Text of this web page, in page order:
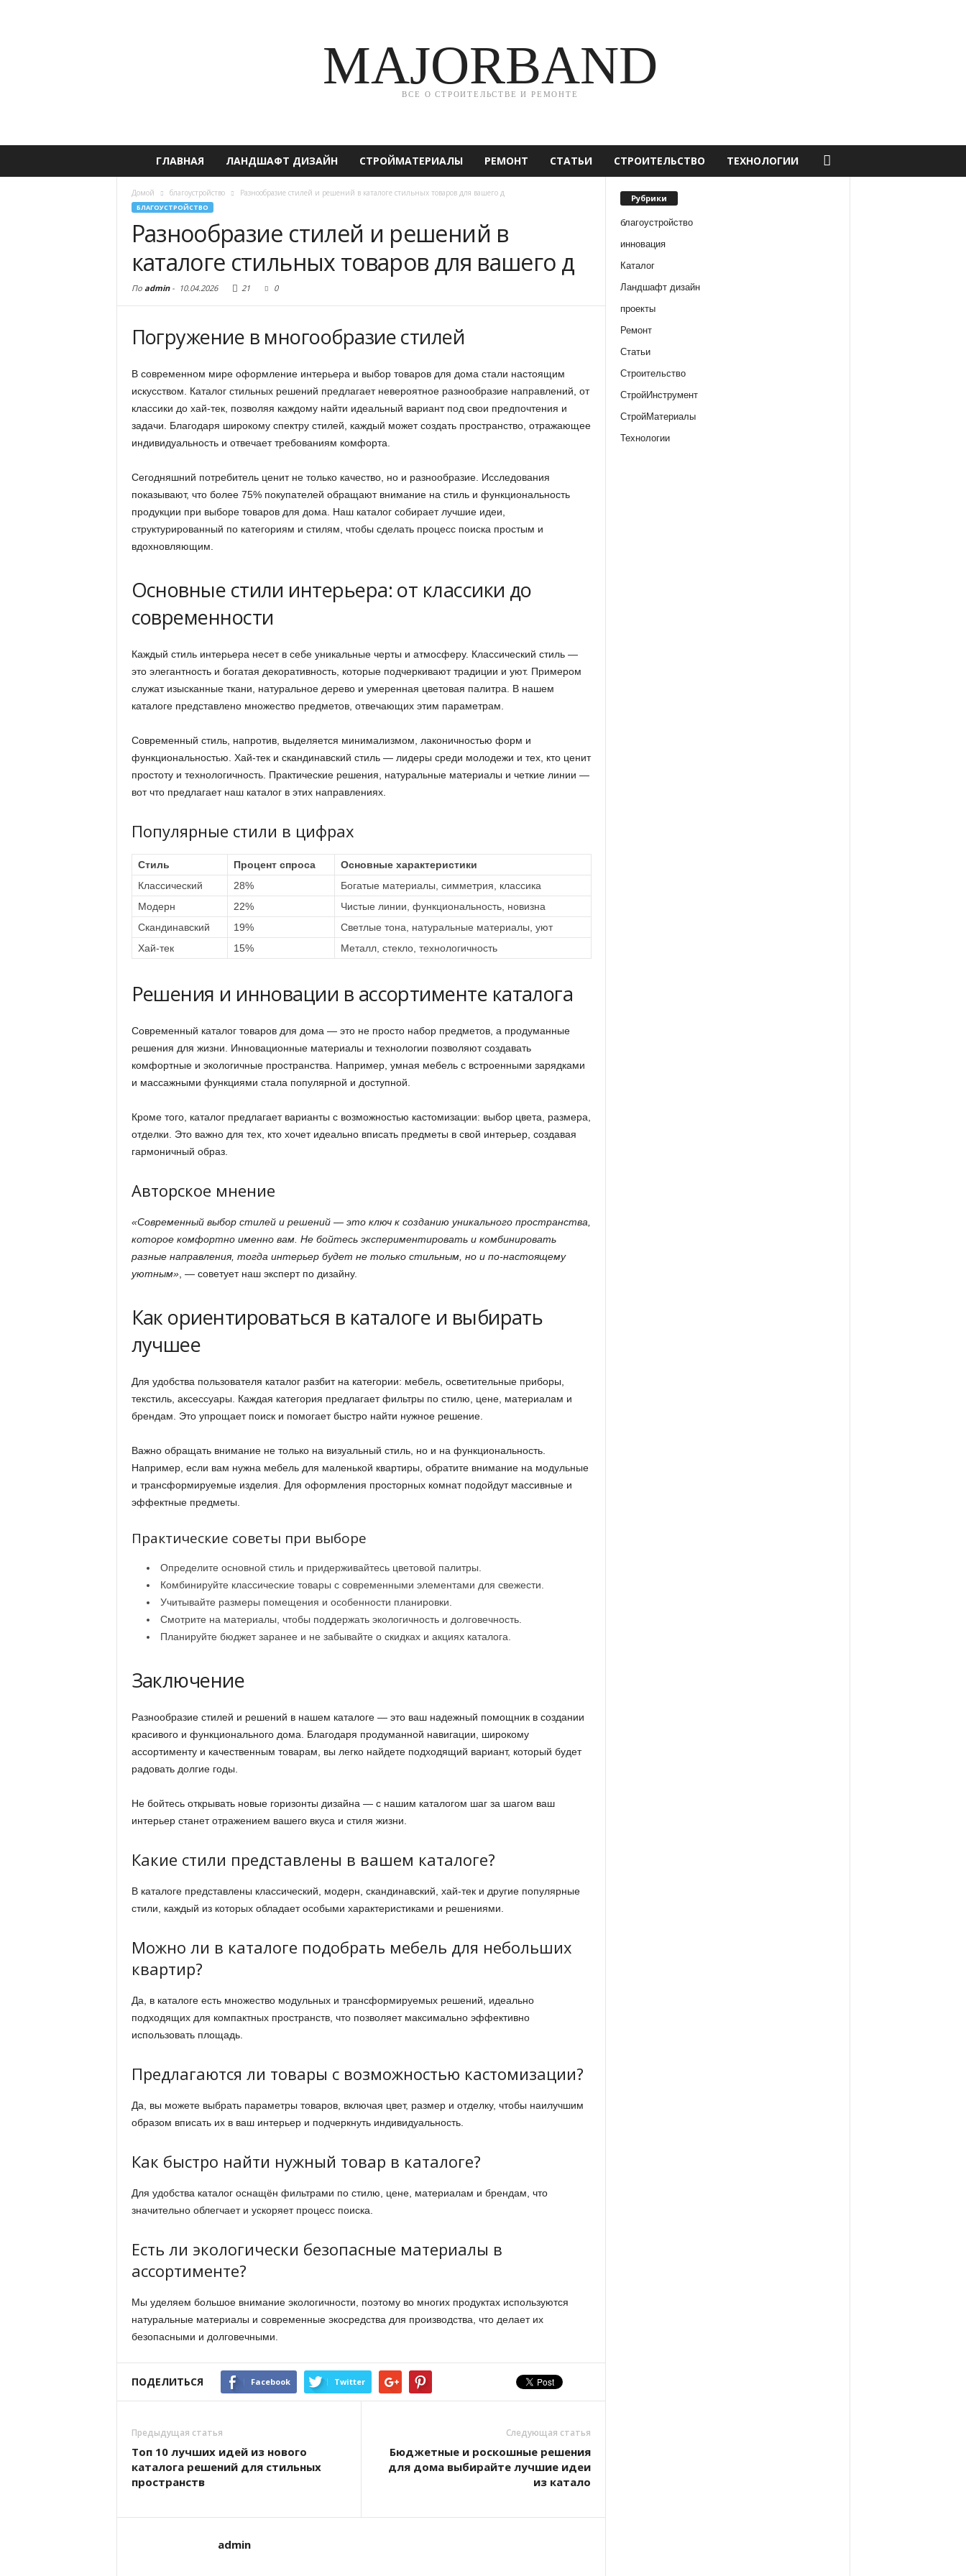
MAJORBAND
ВСЕ О СТРОИТЕЛЬСТВЕ И РЕМОНТЕ
ГЛАВНАЯ ЛАНДШАФТ ДИЗАЙН СТРОЙМАТЕРИАЛЫ РЕМОНТ СТАТЬИ СТРОИТЕЛЬСТВО ТЕХНОЛОГИИ
Домой благоустройство Разнообразие стилей и решений в каталоге стильных товаров для вашего д
БЛАГОУСТРОЙСТВО
Разнообразие стилей и решений в
каталоге стильных товаров для вашего д
По admin- 10.04.2026 21 0
Погружение в многообразие стилей
В современном мире оформление интерьера и выбор товаров для дома стали настоящим
искусством. Каталог стильных решений предлагает невероятное разнообразие направлений, от
классики до хай-тек, позволяя каждому найти идеальный вариант под свои предпочтения и
задачи. Благодаря широкому спектру стилей, каждый может создать пространство, отражающее
индивидуальность и отвечает требованиям комфорта.
Сегодняшний потребитель ценит не только качество, но и разнообразие. Исследования
показывают, что более 75% покупателей обращают внимание на стиль и функциональность
продукции при выборе товаров для дома. Наш каталог собирает лучшие идеи,
структурированный по категориям и стилям, чтобы сделать процесс поиска простым и
вдохновляющим.
Основные стили интерьера: от классики до
современности
Каждый стиль интерьера несет в себе уникальные черты и атмосферу. Классический стиль —
это элегантность и богатая декоративность, которые подчеркивают традиции и уют. Примером
служат изысканные ткани, натуральное дерево и умеренная цветовая палитра. В нашем
каталоге представлено множество предметов, отвечающих этим параметрам.
Современный стиль, напротив, выделяется минимализмом, лаконичностью форм и
функциональностью. Хай-тек и скандинавский стиль — лидеры среди молодежи и тех, кто ценит
простоту и технологичность. Практические решения, натуральные материалы и четкие линии —
вот что предлагает наш каталог в этих направлениях.
Популярные стили в цифрах
Стиль Процент спроса
Основные характеристики
Классический
28%
Богатые материалы, симметрия, классика
Модерн
22%
Чистые линии, функциональность, новизна
Скандинавский
19%
Светлые тона, натуральные материалы, уют
Хай-тек
15% Металл, стекло, технологичность
Решения и инновации в ассортименте каталога
Современный каталог товаров для дома — это не просто набор предметов, а продуманные
решения для жизни. Инновационные материалы и технологии позволяют создавать
комфортные и экологичные пространства. Например, умная мебель с встроенными зарядками
и массажными функциями стала популярной и доступной.
Кроме того, каталог предлагает варианты с возможностью кастомизации: выбор цвета, размера,
отделки. Это важно для тех, кто хочет идеально вписать предметы в свой интерьер, создавая
гармоничный образ.
Авторское мнение
«Современный выбор стилей и решений — это ключ к созданию уникального пространства,
которое комфортно именно вам. Не бойтесь экспериментировать и комбинировать
разные направления, тогда интерьер будет не только стильным, но и по-настоящему
уютным», — советует наш эксперт по дизайну.
Как ориентироваться в каталоге и выбирать
лучшее
Для удобства пользователя каталог разбит на категории: мебель, осветительные приборы,
текстиль, аксессуары. Каждая категория предлагает фильтры по стилю, цене, материалам и
брендам. Это упрощает поиск и помогает быстро найти нужное решение.
Важно обращать внимание не только на визуальный стиль, но и на функциональность.
Например, если вам нужна мебель для маленькой квартиры, обратите внимание на модульные
и трансформируемые изделия. Для оформления просторных комнат подойдут массивные и
эффектные предметы.
Практические советы при выборе
Определите основной стиль и придерживайтесь цветовой палитры.
Комбинируйте классические товары с современными элементами для свежести.
Учитывайте размеры помещения и особенности планировки.
Смотрите на материалы, чтобы поддержать экологичность и долговечность.
Планируйте бюджет заранее и не забывайте о скидках и акциях каталога.
Заключение
Разнообразие стилей и решений в нашем каталоге — это ваш надежный помощник в создании
красивого и функционального дома. Благодаря продуманной навигации, широкому
ассортименту и качественным товарам, вы легко найдете подходящий вариант, который будет
радовать долгие годы.
Не бойтесь открывать новые горизонты дизайна — с нашим каталогом шаг за шагом ваш
интерьер станет отражением вашего вкуса и стиля жизни.
Какие стили представлены в вашем каталоге?
В каталоге представлены классический, модерн, скандинавский, хай-тек и другие популярные
стили, каждый из которых обладает особыми характеристиками и решениями.
Можно ли в каталоге подобрать мебель для небольших
квартир?
Да, в каталоге есть множество модульных и трансформируемых решений, идеально
подходящих для компактных пространств, что позволяет максимально эффективно
использовать площадь.
Предлагаются ли товары с возможностью кастомизации?
Да, вы можете выбрать параметры товаров, включая цвет, размер и отделку, чтобы наилучшим
образом вписать их в ваш интерьер и подчеркнуть индивидуальность.
Как быстро найти нужный товар в каталоге?
Для удобства каталог оснащён фильтрами по стилю, цене, материалам и брендам, что
значительно облегчает и ускоряет процесс поиска.
Есть ли экологически безопасные материалы в
ассортименте?
Мы уделяем большое внимание экологичности, поэтому во многих продуктах используются
натуральные материалы и современные экосредства для производства, что делает их
безопасными и долговечными.
ПОДЕЛИТЬСЯ Facebook Twitter
Предыдущая статья
Топ 10 лучших идей из нового
каталога решений для стильных
пространств
Следующая статья
Бюджетные и роскошные решения
для дома выбирайте лучшие идеи
из катало
admin
Рубрики
благоустройство
инновация
Каталог
Ландшафт дизайн
проекты
Ремонт
Статьи
Строительство
СтройИнструмент
СтройМатериалы
Технологии